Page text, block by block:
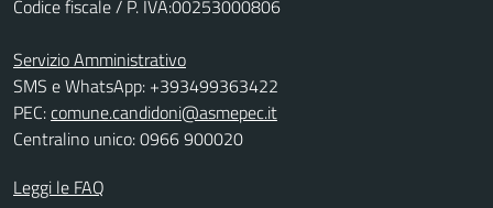
Codice fiscale / P. IVA:00253000806
Servizio Amministrativo
SMS e WhatsApp: +393499363422
PEC:comune.candidoni@asmepec.it
Centralino unico: 0966 900020
Leggi le FAQ